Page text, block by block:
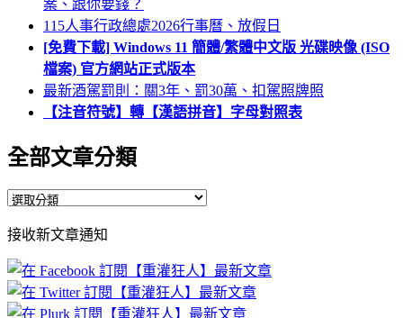
案、跟你要錢？
115人事行政總處2026行事曆、放假日
[免費下載] Windows 11 簡體/繁體中文版 光碟映像 (ISO
檔案) 官方網站正式版本
最新酒駕罰則：關3年、罰30萬、扣駕照牌照
【注音符號】轉【漢語拼音】字母對照表
全部文章分類
全
文
章
分
類
接收新文章通知